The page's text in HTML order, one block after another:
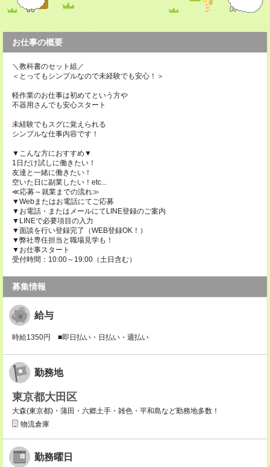
お仕事の概要
＼教科書のセット組／
＜とってもシンプルなので未経験でも安心！＞
軽作業のお仕事は初めてという方や
不器用さんでも安心スタート
未経験でもスグに覚えられる
シンプルな仕事内容です！
▼こんな方におすすめ▼
1日だけ試しに働きたい！
友達と一緒に働きたい！
空いた日に副業したい！etc...
≪応募～就業までの流れ≫
▼Webまたはお電話にてご応募
▼お電話・またはメールにてLINE登録のご案内
▼LINEで必要項目の入力
▼面談を行い登録完了（WEB登録OK！）
▼弊社専任担当と職場見学も！
▼お仕事スタート
受付時間：10:00～19:00（土日含む）
募集情報
給与
時給1350円 ■即日払い・日払い・週払い
勤務地
東京都大田区
大森(東京都)・蒲田・六郷土手・雑色・平和島など勤務地多数！
物流倉庫
勤務曜日